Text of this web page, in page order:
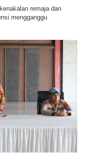
remaja dan
mengganggu